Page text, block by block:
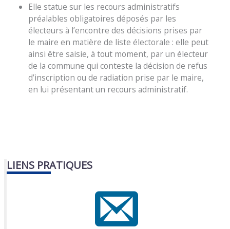
Elle statue sur les recours administratifs
préalables obligatoires déposés par les
électeurs à l’encontre des décisions prises par
le maire en matière de liste électorale : elle peut
ainsi être saisie, à tout moment, par un électeur
de la commune qui conteste la décision de refus
d’inscription ou de radiation prise par le maire,
en lui présentant un recours administratif.
LIENS PRATIQUES